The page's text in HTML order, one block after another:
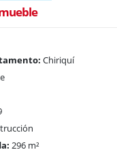
Chiriquí
296 m²